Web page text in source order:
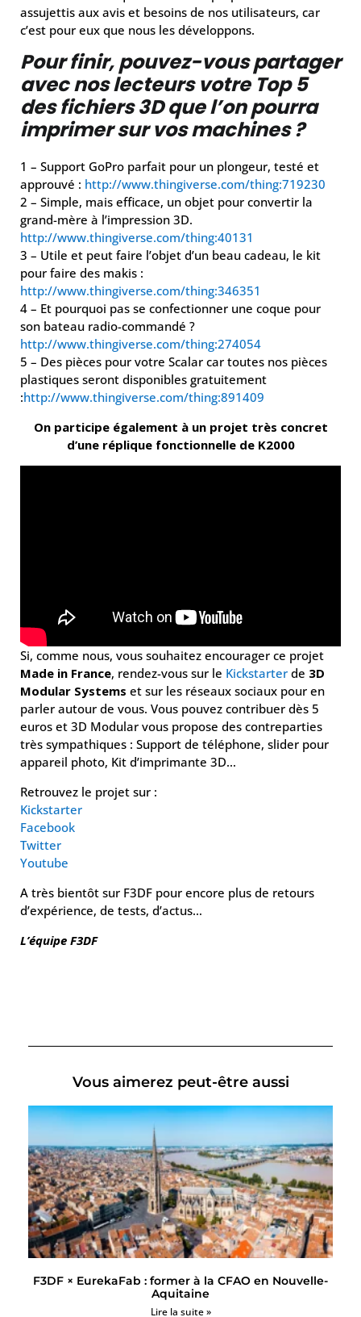
assujettis aux avis et besoins de nos utilisateurs, car
c’est pour eux que nous les développons.
Pour finir, pouvez-vous partager
avec nos lecteurs votre Top 5
des fichiers 3D que l’on pourra
imprimer sur vos machines ?
1 – Support GoPro parfait pour un plongeur, testé et
approuvé : http://www.thingiverse.com/thing:719230
2 – Simple, mais efficace, un objet pour convertir la
grand-mère à l’impression 3D.
http://www.thingiverse.com/thing:40131
3 – Utile et peut faire l’objet d’un beau cadeau, le kit
pour faire des makis :
http://www.thingiverse.com/thing:346351
4 – Et pourquoi pas se confectionner une coque pour
son bateau radio-commandé ?
http://www.thingiverse.com/thing:274054
5 – Des pièces pour votre Scalar car toutes nos pièces
plastiques seront disponibles gratuitement
:http://www.thingiverse.com/thing:891409
On participe également à un projet très concret
d’une réplique fonctionnelle de K2000
Si, comme nous, vous souhaitez encourager ce projet
Made in France, rendez-vous sur le Kickstarter de 3D
Modular Systems et sur les réseaux sociaux pour en
parler autour de vous. Vous pouvez contribuer dès 5
euros et 3D Modular vous propose des contreparties
très sympathiques : Support de téléphone, slider pour
appareil photo, Kit d’imprimante 3D…
Retrouvez le projet sur :
Kickstarter
Facebook
Twitter
Youtube
A très bientôt sur F3DF pour encore plus de retours
d’expérience, de tests, d’actus…
L’équipe F3DF
Vous aimerez peut-être aussi
F3DF × EurekaFab : former à la CFAO en Nouvelle-
Aquitaine
Lire la suite »